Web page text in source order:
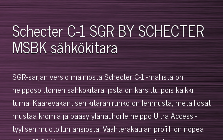
Schecter C-1 SGR BY SCHECTER
MSBK sähkökitara
SGR-sarjan versio mainiosta Schecter C-1 -mallista on
helpposoittoinen sähkökitara, josta on karsittu pois kaikki
turha. Kaarevakantisen kitaran runko on lehmusta, metalliosat
mustaa kromia ja pääsy ylänauhoille helppo Ultra Access -
tyylisen muotoilun ansiosta. Vaahterakaulan profiili on nopea